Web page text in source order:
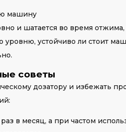
машину
и шатается во время
уровню, устойчиво ли стоит
советы
дозатору и избежать
в месяц, а при частом